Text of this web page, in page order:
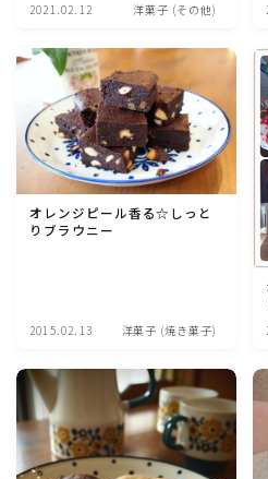
野菜料理(キャベツ・白菜・ほう
菜・にら)
野菜料理(ズッキーニ・コーン・
んどう・オクラ)
野菜料理(玉ねぎ・ねぎ・アボカ
根菜料理（にんじん・ごぼう・か
ビーツ)
芋類(じゃが芋・さつま芋・里芋
もやし・豆苗・たけのこ・せり
2021.02.12 洋菓子 (その他)
オレンジピール香る☆しっと
りブラウニー
2015.02.13 洋菓子 (焼き菓子)